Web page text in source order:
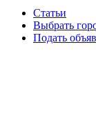
Статьи
Выбрать
Подать